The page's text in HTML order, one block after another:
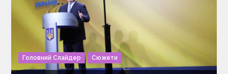
Головний Слайдер Сюжети